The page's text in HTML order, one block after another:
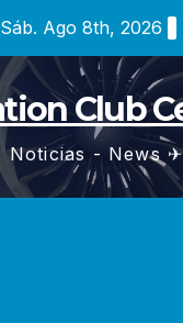
Sáb. Ago 8th, 2026
Club
Noticias - News ✈